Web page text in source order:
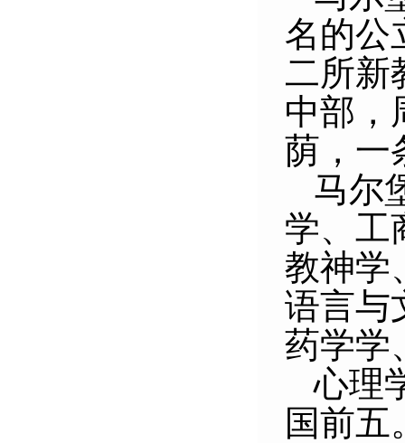
名的公
二所新
中部，
荫，一
马尔
学、工
教神学
语言与
药学学
心理
国前五